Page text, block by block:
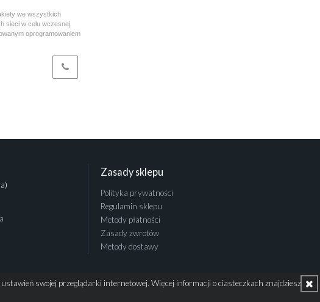
swojej przeglądarki internetowej. Więcej informacji o ciasteczkach znajdziesz
we wszystkich
sieci w celu wczesnej
oprogramowaniem
Zasady sklepu
Polityka prywatności
Regulamin sklepu
Metody płatności
Zasady zwrotów
Metody dostawy